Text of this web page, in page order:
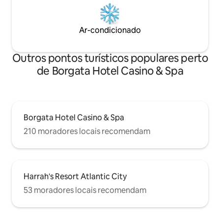
Ar-condicionado
Outros pontos turísticos populares perto
de Borgata Hotel Casino & Spa
Borgata Hotel Casino & Spa
210 moradores locais recomendam
Harrah's Resort Atlantic City
53 moradores locais recomendam